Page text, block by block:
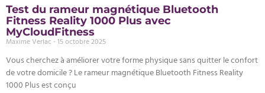
Test du rameur magnétique Bluetooth
Fitness Reality 1000 Plus avec
MyCloudFitness
Maxime Verlac 15 octobre 2025
Vous cherchez à améliorer votre forme physique sans quitter le confort
de votre domicile ? Le rameur magnétique Bluetooth Fitness Reality
1000 Plus est conçu